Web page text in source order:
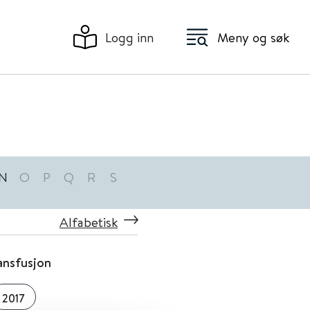
Logg inn Meny og søk
O P Q R S
Alfabetisk
2017